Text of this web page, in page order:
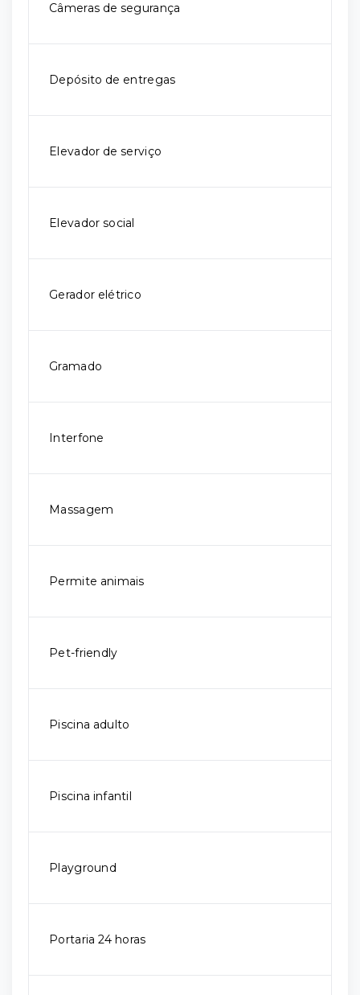
Câmeras de segurança
Depósito de entregas
Elevador de serviço
Elevador social
Gerador elétrico
Gramado
Interfone
Massagem
Permite animais
Pet-friendly
Piscina adulto
Piscina infantil
Playground
Portaria 24 horas